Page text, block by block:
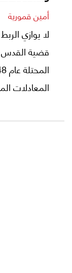
أمين قمورية
لا يوازي
قضية القدس،
المعادلات
مقايضة.